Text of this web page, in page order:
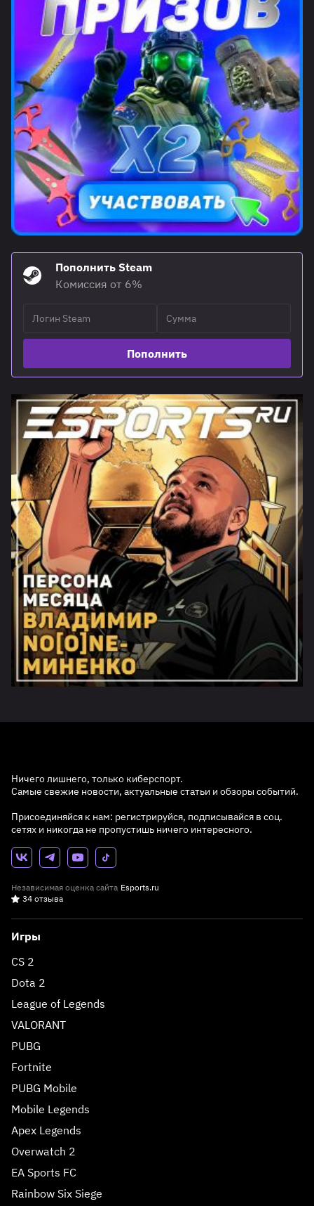
Пополнить Steam
Комиссия от 6%
Пополнить
Ничего лишнего, только киберспорт.
Самые свежие новости, актуальные статьи и обзоры событий.
Присоединяйся к нам: регистрируйся, подписывайся в соц.
сетях и никогда не пропустишь ничего интересного.
Независимая оценка сайта Esports.ru
34 отзыва
Игры
CS 2
Dota 2
League of Legends
VALORANT
PUBG
Fortnite
PUBG Mobile
Mobile Legends
Apex Legends
Overwatch 2
EA Sports FC
Rainbow Six Siege